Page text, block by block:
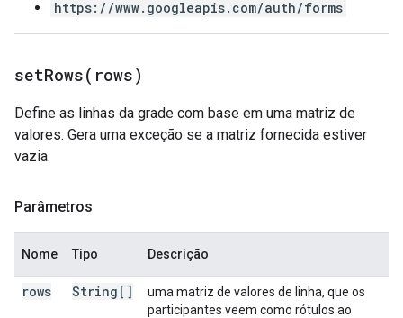
https://www.googleapis.com/auth/forms
setRows( rows)
Define as linhas da grade com base em uma matriz de
valores. Gera uma exceção se a matriz fornecida estiver
vazia.
Parâmetros
Nome Tipo Descrição
rows String[]
uma matriz de valores de linha, que os
participantes veem como rótulos ao